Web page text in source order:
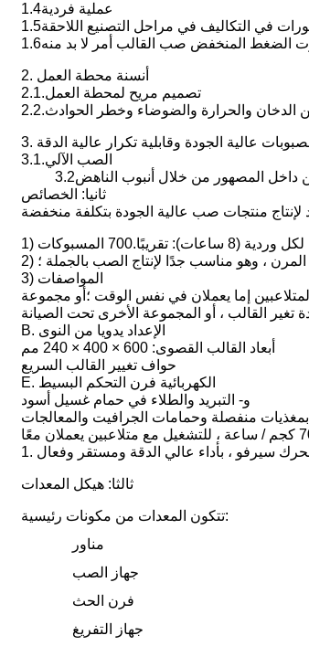
1.4عملية فردية
في التكاليف في مراحل التصنيع اللاحقة
الضغط المنخفض صب القالب أمر لا بد منه
2. أنسنة محطة العمل
2.1.تصميم مريح لمحطة العمل
من الدخان والحرارة والضوضاء وخطر الحوادث
مصبوبات عالية الجودة وقابلية تكرار عالية الدقة
3.1.الصب الآلي
داخل المصهور من خلال أنبوب الناهض
ثانيا: الخصائص
(8 ساعات): تقريبًا.700 المسبوكات
، وهو مناسب جدًا لإنتاج الصب بالجملة ؛
3) المواصفات
إما يعملان في نفس الوقت ؛أو مجموعة
B. الإعداد يدويا من النوى
أبعاد القالب القصوى: 600 × 400 × 240 مم
حواف تغيير القالب السريع
E. الكهربائية فرن التحكم البسيط
و- التبريد والطلاء في حمام غسيل أسود
ثالثا: هيكل المعدات
تتكون المعدات من مكونات رئيسية:
مناور
جهاز الصب
فرن الحث
جهاز التفريغ